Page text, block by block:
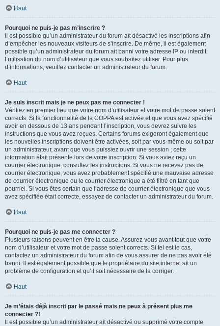
Haut
Pourquoi ne puis-je pas m’inscrire ?
Il est possible qu’un administrateur du forum ait désactivé les inscriptions afin
d’empêcher les nouveaux visiteurs de s’inscrire. De même, il est également
possible qu’un administrateur du forum ait banni votre adresse IP ou interdit
l’utilisation du nom d’utilisateur que vous souhaitez utiliser. Pour plus
d’informations, veuillez contacter un administrateur du forum.
Haut
Je suis inscrit mais je ne peux pas me connecter !
Vérifiez en premier lieu que votre nom d’utilisateur et votre mot de passe soient
corrects. Si la fonctionnalité de la COPPA est activée et que vous avez spécifié
avoir en dessous de 13 ans pendant l’inscription, vous devrez suivre les
instructions que vous avez reçues. Certains forums exigeront également que
les nouvelles inscriptions doivent être activées, soit par vous-même ou soit par
un administrateur, avant que vous puissiez ouvrir une session ; cette
information était présente lors de votre inscription. Si vous aviez reçu un
courrier électronique, consultez les instructions. Si vous ne recevez pas de
courrier électronique, vous avez probablement spécifié une mauvaise adresse
de courrier électronique ou le courrier électronique a été filtré en tant que
pourriel. Si vous êtes certain que l’adresse de courrier électronique que vous
avez spécifiée était correcte, essayez de contacter un administrateur du forum.
Haut
Pourquoi ne puis-je pas me connecter ?
Plusieurs raisons peuvent en être la cause. Assurez-vous avant tout que votre
nom d’utilisateur et votre mot de passe soient corrects. Si tel est le cas,
contactez un administrateur du forum afin de vous assurer de ne pas avoir été
banni. Il est également possible que le propriétaire du site internet ait un
problème de configuration et qu’il soit nécessaire de la corriger.
Haut
Je m’étais déjà inscrit par le passé mais ne peux à présent plus me
connecter ?!
Il est possible qu’un administrateur ait désactivé ou supprimé votre compte